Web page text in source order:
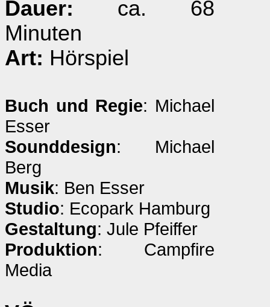
Dauer: ca. 68
Minuten
Art: Hörspiel
Buch und Regie: Michael
Esser
Sounddesign: Michael
Berg
Musik: Ben Esser
Studio: Ecopark Hamburg
Gestaltung: Jule Pfeiffer
Produktion: Campfire
Media